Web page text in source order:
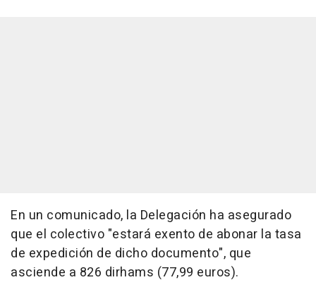
En un comunicado, la Delegación ha asegurado
que el colectivo "estará exento de abonar la tasa
de expedición de dicho documento", que
asciende a 826 dirhams (77,99 euros).